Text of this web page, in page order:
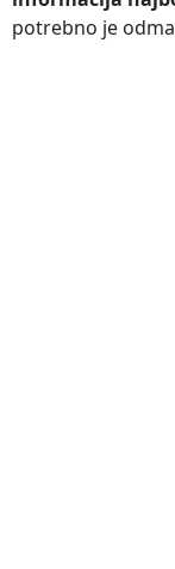
potrebno je